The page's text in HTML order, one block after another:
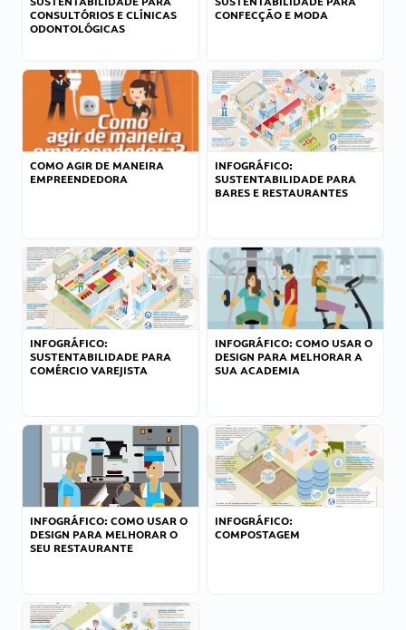
CONSULTÓRIOS E CLÍNICAS
ODONTOLÓGICAS
CONFECÇÃO E MODA
COMO AGIR DE MANEIRA
EMPREENDEDORA
INFOGRÁFICO:
SUSTENTABILIDADE PARA
BARES E RESTAURANTES
INFOGRÁFICO:
SUSTENTABILIDADE PARA
COMÉRCIO VAREJISTA
INFOGRÁFICO: COMO USAR O
DESIGN PARA MELHORAR A
SUA ACADEMIA
INFOGRÁFICO: COMO USAR O
DESIGN PARA MELHORAR O
SEU RESTAURANTE
INFOGRÁFICO:
COMPOSTAGEM